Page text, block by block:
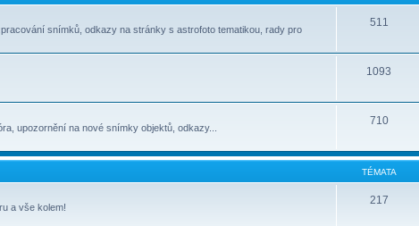
snímků, odkazy na stránky s astrofoto tematikou, rady pro
511
1093
upozornění na nové snímky objektů, odkazy...
710
TÉMATA
a vše kolem!
217